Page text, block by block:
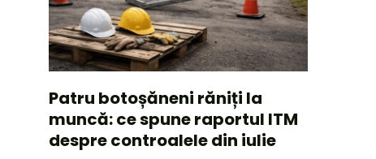
Patru botoșăneni răniți la
muncă: ce spune raportul ITM
despre controalele din iulie